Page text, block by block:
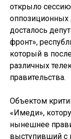
открыло
оппозиционных
досталось
фронт»,
который в
различных
правительства.
Объектом
«Имеди»,
нынешнее
выступивший с